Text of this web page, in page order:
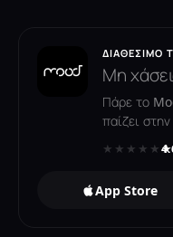
ΔΙΑΘΈΣΙΜΟ
Μη
Πάρε το
παίζει
★★★★★
App Store